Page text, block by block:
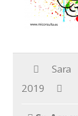
Sara
2019